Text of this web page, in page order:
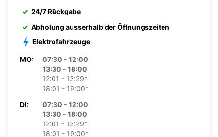
24/7 Rückgabe
Abholung ausserhalb der Öffnungszeiten
Elektrofahrzeuge
MO:
07:30 - 12:00
13:30 - 18:00
12:01 - 13:29*
18:01 - 19:00*
DI:
07:30 - 12:00
13:30 - 18:00
12:01 - 13:29*
18:01 - 19:00*